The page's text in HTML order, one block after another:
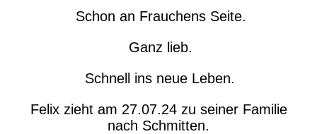
Schon an Frauchens Seite.
Ganz lieb.
Schnell ins neue Leben.
Felix zieht am 27.07.24 zu seiner Familie
nach Schmitten.